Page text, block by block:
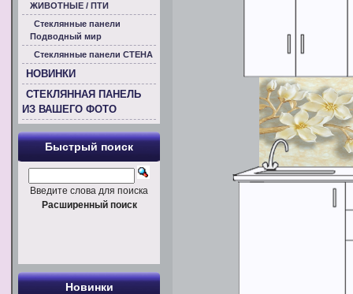
ЖИВОТНЫЕ / ПТИ
Стеклянные панели
Подводный мир
Стеклянные панели СТЕНА
НОВИНКИ
СТЕКЛЯННАЯ ПАНЕЛЬ
ИЗ ВАШЕГО ФОТО
Быстрый поиск
Введите слова для поиска
Расширенный поиск
Новинки